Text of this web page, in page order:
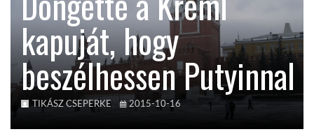
GLOBOTV
AFRIKA TUDÁSTÁR
A NAP SZÉPE
kapuját, hogy
beszélhessen Putyinnal
TIKÁSZ CSEPERKE 2015-10-16